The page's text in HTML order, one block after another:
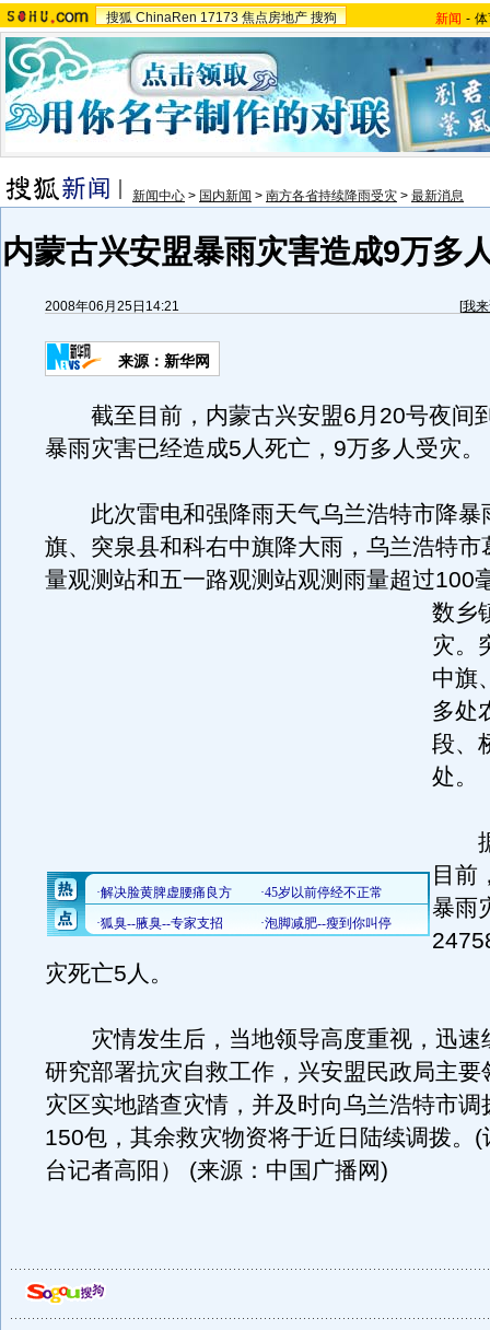
搜狐 ChinaRen 17173 焦点房地产 搜狗 新闻 -
新闻中心 > 国内新闻 > 南方各省持续降雨受灾 > 最新消息
内蒙古兴安盟暴雨灾害造成9万多
2008年06月25日14:21 [我
来源：新华网
截至目前，内蒙古兴安盟6月20号夜间
暴雨灾害已经造成5人死亡，9万多人受灾。
此次雷电和强降雨天气乌兰浩特市降暴
旗、突泉县和科右中旗降大雨，乌兰浩特市
量观测站和五一路观测站观测雨量超过100
数乡
灾。
中旗
多处
段、
处。
据
目前
暴雨
灾死亡5人。
灾情发生后，当地领导高度重视，迅速
研究部署抗灾自救工作，兴安盟民政局主要
灾区实地踏查灾情，并及时向乌兰浩特市调
150包，其余救灾物资将于近日陆续调拨。(
台记者高阳） (来源：中国广播网)